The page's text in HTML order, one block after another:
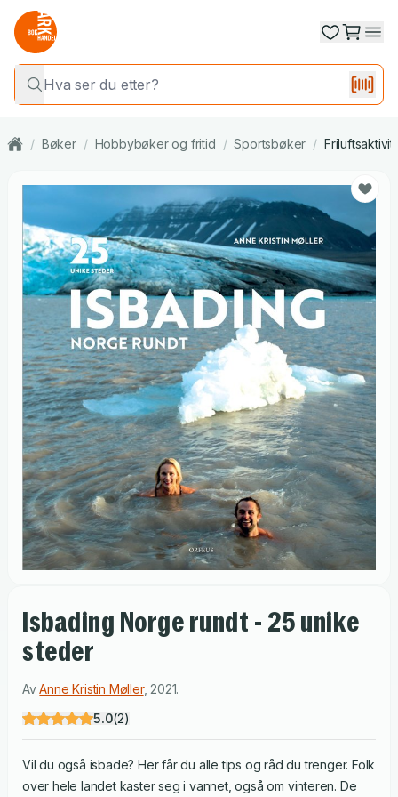
/ Bøker / Hobbybøker og fritid / Sportsbøker /
Isbading Norge rundt - 25 unike
steder
AvAnne Kristin Møller, 2021.
5.0(2)
Vil du også isbade? Her får du alle tips og råd du trenger. Folk
over hele landet kaster seg i vannet, også om vinteren. De